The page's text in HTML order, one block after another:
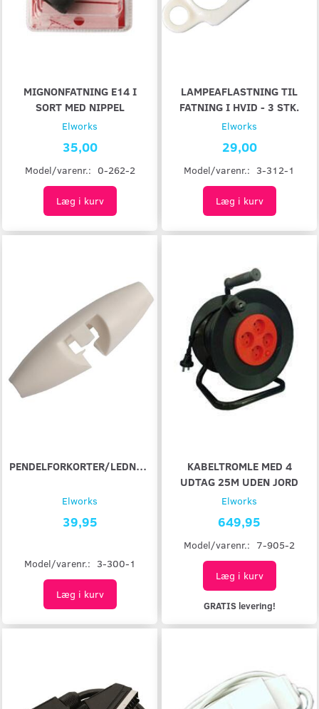
MIGNONFATNING E14 I
SORT MED NIPPEL
Elworks
35,00
Model/varenr.: 0-262-2
Læg i kurv
LAMPEAFLASTNING TIL
FATNING I HVID - 3 STK.
Elworks
29,00
Model/varenr.: 3-312-1
Læg i kurv
PENDELFORKORTER/LEDNINGSFORKORTER
Elworks
39,95
Model/varenr.: 3-300-1
Læg i kurv
KABELTROMLE MED 4
UDTAG 25M UDEN JORD
Elworks
649,95
Model/varenr.: 7-905-2
Læg i kurv
GRATIS levering!